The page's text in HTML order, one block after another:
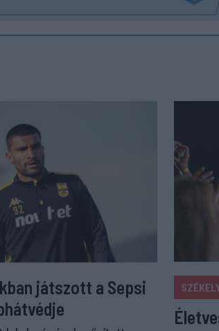
játszott a Sepsi